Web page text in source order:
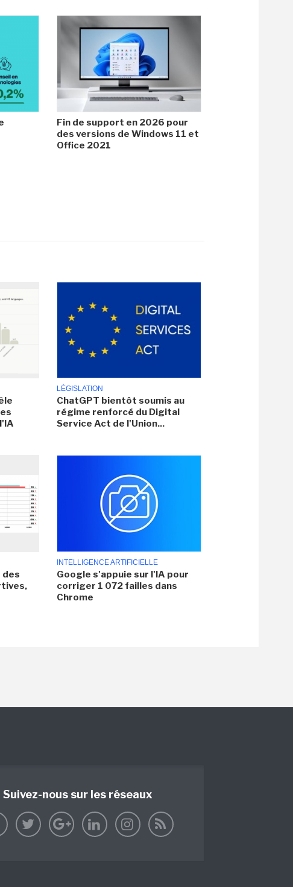
Fin de support en 2026 pour
des versions de Windows 11 et
Office 2021
LÉGISLATION
ChatGPT bientôt soumis au
régime renforcé du Digital
Service Act de l'Union...
des
INTELLIGENCE ARTIFICIELLE
Google s'appuie sur l'IA pour
corriger 1 072 failles dans
Chrome
Suivez-nous sur les réseaux